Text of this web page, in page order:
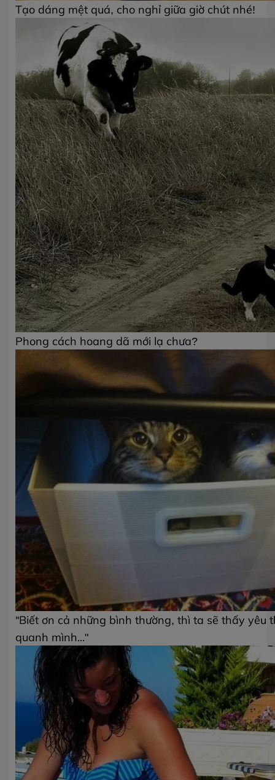
Tạo dáng mệt quá, cho nghỉ giữa giờ chút nhé!
Phong cách hoang dã mới lạ chưa?
''Biết ơn cả những bình thường, thì ta sẽ thấy yêu
quanh mình..."